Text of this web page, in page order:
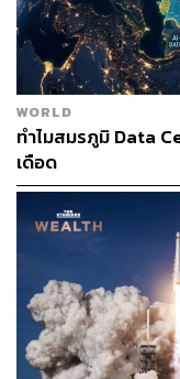
ชิป RTX Superchip
(CPU) ที่มีแกนประ
กราฟิก (GPU) สถา
6,144 คอร์ องค์ประ
ตัวร่วมกัน ทำให้สาม
เกมระดับไฮเอนด์ได้
ทั้งสองส่วนจะสื่อสา
Nvidia ซึ่งเป็นการ
เซ็นเตอร์มาสู่คอมพิ
ผลิตโดย Taiwan
(TSMC) โดยใช้เทค
เมตร
WORLD
ทำไมสมรภูมิ Data
เดือด